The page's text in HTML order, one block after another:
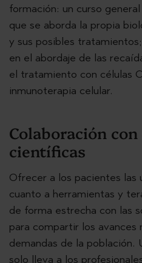
formación: un curso
que se aborda la propia
y sus posibles
en el abordaje de las
el tratamiento con células
inmunoterapia celular.
Colaboración con
científicas
Ofrecer a los pacientes las
cuanto a herramientas y
de forma estrecha con las
para compartir los avances
demandas de la población.
solo lleva a los